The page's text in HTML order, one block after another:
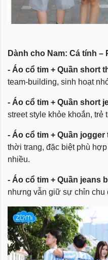
Dành cho Nam: Cá tính
- Áo cổ tim + Quần short
team-building, sinh hoạt
- Áo cổ tim + Quần short
street style khỏe khoắn, trẻ
- Áo cổ tim + Quần jogger
thời trang, đặc biệt phù
nhiều.
- Áo cổ tim + Quần jeans
nhưng vẫn giữ sự chỉn chu